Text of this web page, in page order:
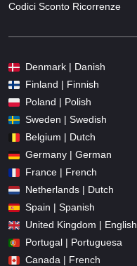
Codici Sconto Ricorrenze
Denmark | Danish
Finland | Finnish
Poland | Polish
Sweden | Swedish
Belgium | Dutch
Germany | German
France | French
Netherlands | Dutch
Spain | Spanish
United Kingdom | English
Portugal | Portuguesa
Canada | French